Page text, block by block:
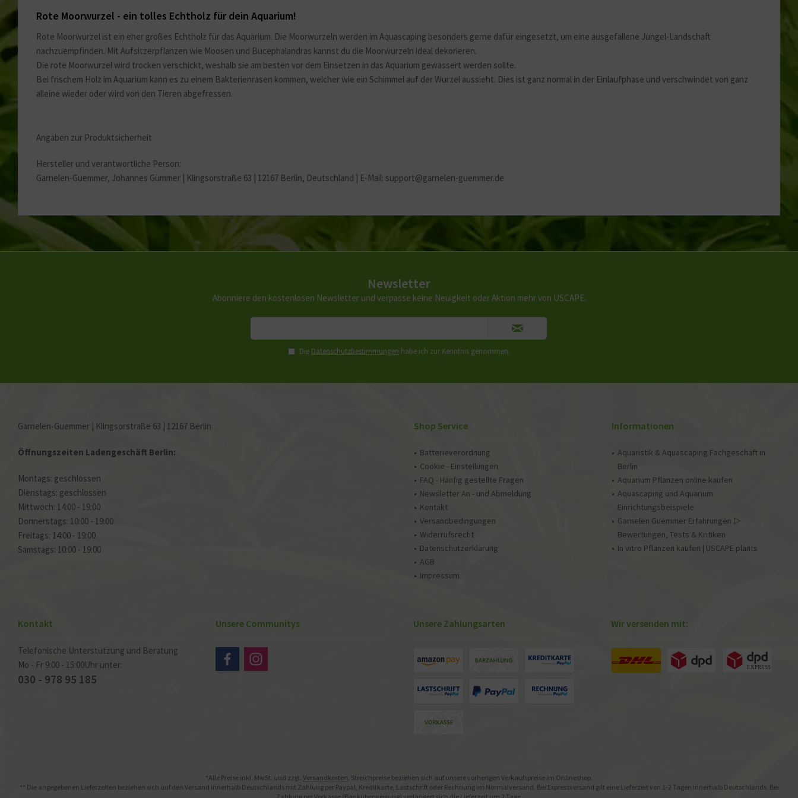
Rote Moorwurzel - ein tolles Echtholz für dein Aquarium!
Rote Moorwurzel ist ein eher großes Echtholz für das Aquarium. Die Moorwurzeln werden im Aquascaping besonders gerne dafür eingesetzt, um eine ausgefallene Jungel-Landschaft
nachzuempfinden. Mit Aufsitzerpflanzen wie Moosen und Bucephalandras kannst du die Moorwurzeln ideal dekorieren.
Die rote Moorwurzel wird trocken verschickt, weshalb sie am besten vor dem Einsetzen in das Aquarium gewässert werden sollte.
Bei frischem Holz im Aquarium kann es zu einem Bakterienrasen kommen, welcher wie ein Schimmel auf der Wurzel aussieht. Dies ist ganz normal in der Einlaufphase und verschwindet von ganz
alleine wieder oder wird von den Tieren abgefressen.
Angaben zur Produktsicherheit
Hersteller und verantwortliche Person:
Garnelen-Guemmer, Johannes Gümmer | Klingsorstraße 63 | 12167 Berlin, Deutschland | E-Mail: support@garnelen-guemmer.de
Newsletter
Abonniere den kostenlosen Newsletter und verpasse keine Neuigkeit oder Aktion mehr von USCAPE.
Die Datenschutzbestimmungen habe ich zur Kenntnis genommen.
Garnelen-Guemmer | Klingsorstraße 63 | 12167 Berlin
Öffnungszeiten Ladengeschäft Berlin:
Montags: geschlossen
Dienstags: geschlossen
Mittwoch: 14:00 - 19:00
Donnerstags: 10:00 - 19:00
Freitags: 14:00 - 19:00
Samstags: 10:00 - 19:00
Shop Service
Batterieverordnung
Cookie - Einstellungen
FAQ - Häufig gestellte Fragen
Newsletter An - und Abmeldung
Kontakt
Versandbedingungen
Widerrufsrecht
Datenschutzerklärung
AGB
Impressum
Informationen
Aquaristik & Aquascaping Fachgeschäft in
Berlin
Aquarium Pflanzen online kaufen
Aquascaping und Aquarium
Einrichtungsbeispiele
Garnelen Guemmer Erfahrungen ▷
Bewertungen, Tests & Kritiken
In vitro Pflanzen kaufen | USCAPE plants
Kontakt
Telefonische Unterstützung und Beratung
Mo - Fr 9:00 - 15:00Uhr unter:
030 - 978 95 185
Unsere Communitys Unsere Zahlungsarten Wir versenden mit:
*Alle Preise inkl. MwSt. und zzgl. Versandkosten. Streichpreise beziehen sich auf unsere vorherigen Verkaufspreise im Onlineshop.
** Die angegebenen Lieferzeiten beziehen sich auf den Versand innerhalb Deutschlands mit Zahlung per Paypal, Kreditkarte, Lastschrift oder Rechnung im Normalversand. Bei Expressversand gilt eine Lieferzeit von 1-2 Tagen innerhalb Deutschlands. Bei